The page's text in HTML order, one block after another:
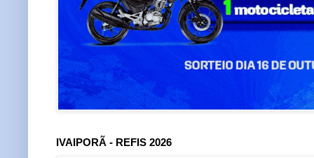
IVAIPORÃ - REFIS 2026